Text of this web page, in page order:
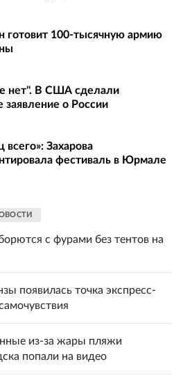
100-тысячную армию
нет". В США сделали
заявление о России
всего»: Захарова
фестиваль в Юрмале
с фурами без тентов на
появилась точка экспресс-
из-за жары пляжи
попали на видео